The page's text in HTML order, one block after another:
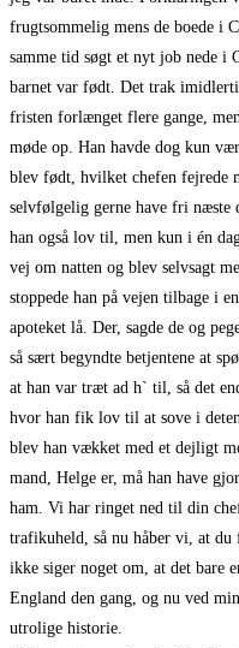
frugtsommelig mens de boede i
samme tid søgt et nyt job nede i
barnet var født. Det trak
fristen forlænget flere gange,
møde op. Han havde dog kun
blev født, hvilket chefen fejrede
selvfølgelig gerne have fri næste
han også lov til, men kun i én
vej om natten og blev selvsagt
stoppede han på vejen tilbage i
apoteket lå. Der, sagde de og
så sært begyndte betjentene at
at han var træt ad h` til, så det
hvor han fik lov til at sove i
blev han vækket med et dejligt
mand, Helge er, må han have
ham. Vi har ringet ned til din
trafikuheld, så nu håber vi, at
ikke siger noget om, at det bare
England den gang, og nu ved
utrolige historie.